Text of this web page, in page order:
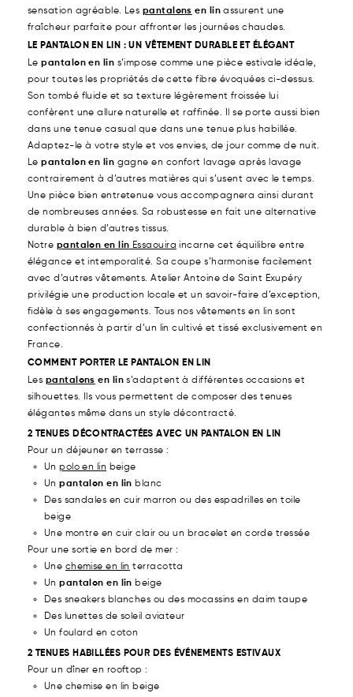
sensation agréable. Les pantalons en linassurent une
fraîcheur parfaite pour affronter les journées chaudes.
LE PANTALON EN LIN : UN VÊTEMENT DURABLE ET ÉLÉGANT
Lepantalon en lin s’impose comme une pièce estivale idéale,
pour toutes les propriétés de cette fibre évoquées ci-dessus.
Son tombé fluide et sa texture légèrement froissée lui
confèrent une allure naturelle et raffinée. Il se porte aussi bien
dans une tenue casual que dans une tenue plus habillée.
Adaptez-le à votre style et vos envies, de jour comme de nuit.
Le pantalon en lin gagne en confort lavage après lavage
contrairement à d’autres matières qui s’usent avec le temps.
Une pièce bien entretenue vous accompagnera ainsi durant
de nombreuses années. Sa robustesse en fait une alternative
durable à bien d’autres tissus.
Notre pantalon en lin Essaouira incarne cet équilibre entre
élégance et intemporalité. Sa coupe s’harmonise facilement
avec d’autres vêtements. Atelier Antoine de Saint Exupéry
privilégie une production locale et un savoir-faire d’exception,
fidèle à ses engagements. Tous nos vêtements en lin sont
confectionnés à partir d’un lin cultivé et tissé exclusivement en
France.
COMMENT PORTER LE PANTALON EN LIN
Les pantalons en lin s’adaptent à différentes occasions et
silhouettes. Ils vous permettent de composer des tenues
élégantes même dans un style décontracté.
2 TENUES DÉCONTRACTÉES AVEC UN PANTALON EN LIN
Pour un déjeuner en terrasse :
Unpolo en lin beige
Unpantalon en lin blanc
Des sandales en cuir marron ou des espadrilles en toile
beige
Une montre en cuir clair ou un bracelet en corde tressée
Pour une sortie en bord de mer :
Une chemise en lin terracotta
Unpantalon en lin beige
Des sneakers blanches ou des mocassins en daim taupe
Des lunettes de soleil aviateur
Un foulard en coton
2 TENUES HABILLÉES POUR DES ÉVÉNEMENTS ESTIVAUX
Pour un dîner en rooftop :
Une chemise en lin beige